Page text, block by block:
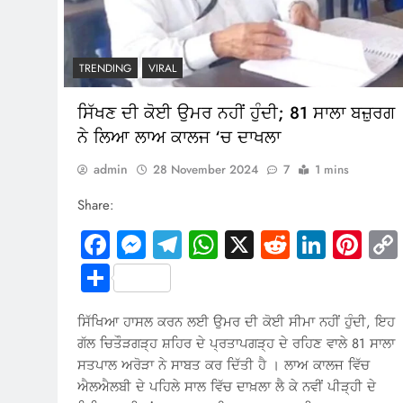
TRENDING VIRAL
ਸਿੱਖਣ ਦੀ ਕੋਈ ਉਮਰ ਨਹੀਂ ਹੁੰਦੀ; 81 ਸਾਲਾ ਬਜ਼ੁਰਗ
ਨੇ ਲਿਆ ਲਾਅ ਕਾਲਜ ‘ਚ ਦਾਖਲਾ
admin 28 November 2024 7 1 mins
Share:
Facebook
Messenger
Telegram
WhatsApp
X Reddit
Share
ਸਿੱਖਿਆ ਹਾਸਲ ਕਰਨ ਲਈ ਉਮਰ ਦੀ ਕੋਈ ਸੀਮਾ ਨਹੀਂ ਹੁੰਦੀ, ਇਹ
ਗੱਲ ਚਿਤੌੜਗੜ੍ਹ ਸ਼ਹਿਰ ਦੇ ਪ੍ਰਤਾਪਗੜ੍ਹ ਦੇ ਰਹਿਣ ਵਾਲੇ 81 ਸਾਲਾ
ਸਤਪਾਲ ਅਰੋੜਾ ਨੇ ਸਾਬਤ ਕਰ ਦਿੱਤੀ ਹੈ । ਲਾਅ ਕਾਲਜ ਵਿੱਚ
ਐਲਐਲਬੀ ਦੇ ਪਹਿਲੇ ਸਾਲ ਵਿੱਚ ਦਾਖ਼ਲਾ ਲੈ ਕੇ ਨਵੀਂ ਪੀੜ੍ਹੀ ਦੇ